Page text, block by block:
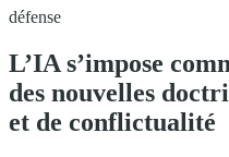
défense
L’IA s’impose
des nouvelles
et de conflictualité